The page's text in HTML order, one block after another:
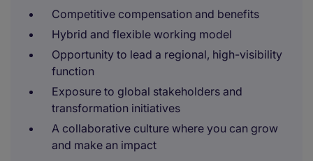
Competitive compensation and benefits
Hybrid and flexible working model
Opportunity to lead a regional, high-visibility
function
Exposure to global stakeholders and
transformation initiatives
A collaborative culture where you can grow
and make an impact